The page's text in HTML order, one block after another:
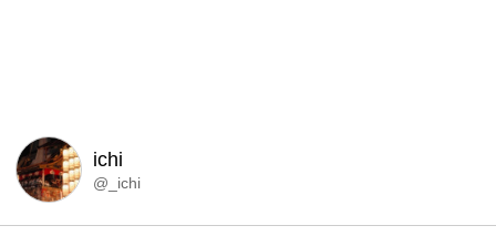
ichi
@_ichi